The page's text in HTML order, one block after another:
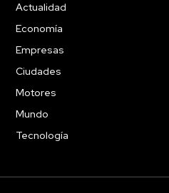
Actualidad
Economía
Empresas
Ciudades
Motores
Mundo
Tecnología